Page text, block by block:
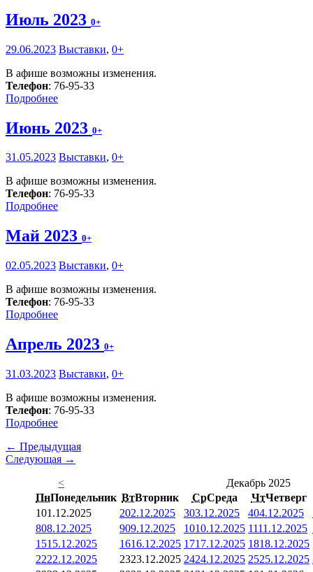
Июль 2023 0+
29.06.2023 Выставки, 0+
В афише возможны изменения.
Телефон: 76-95-33
Подробнее
Июнь 2023 0+
31.05.2023 Выставки, 0+
В афише возможны изменения.
Телефон: 76-95-33
Подробнее
Май 2023 0+
02.05.2023 Выставки, 0+
В афише возможны изменения.
Телефон: 76-95-33
Подробнее
Апрель 2023 0+
31.03.2023 Выставки, 0+
В афише возможны изменения.
Телефон: 76-95-33
Подробнее
← Предыдущая
Следующая →
<
Декабрь 2025
ПнПонедельник ВтВторник СрСреда ЧтЧетверг
101.12.2025 202.12.2025 303.12.2025 404.12.2025
808.12.2025 909.12.2025 1010.12.2025 1111.12.2025
1515.12.2025 1616.12.2025 1717.12.2025 1818.12.2025
2222.12.2025 2323.12.2025 2424.12.2025 2525.12.2025